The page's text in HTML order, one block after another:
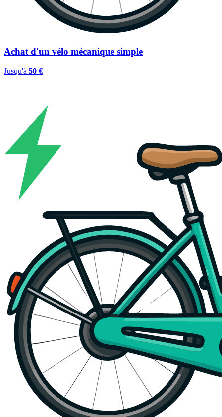
Achat d'un vélo mécanique simple
Jusqu'à 50 €